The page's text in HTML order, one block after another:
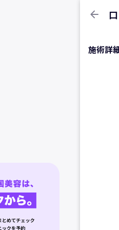
arrow_back
施術詳